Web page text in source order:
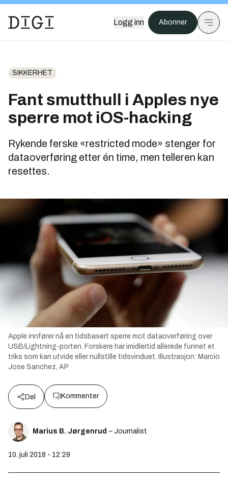
Logg inn Abonner
SIKKERHET
Fant smutthull i Apples nye
sperre mot iOS-hacking
Rykende ferske «restricted mode» stenger for
dataoverføring etter én time, men telleren kan
resettes.
Apple innfører nå en tidsbasert sperre mot dataoverføring over
USB/Lightning-porten. Forskere har imidlertid allerede funnet et
triks som kan utvide eller nullstille tidsvinduet.
Illustrasjon: Marcio
Jose Sanchez, AP
Del Kommenter
Marius B. Jørgenrud – Journalist
10. juli 2018 - 12:29